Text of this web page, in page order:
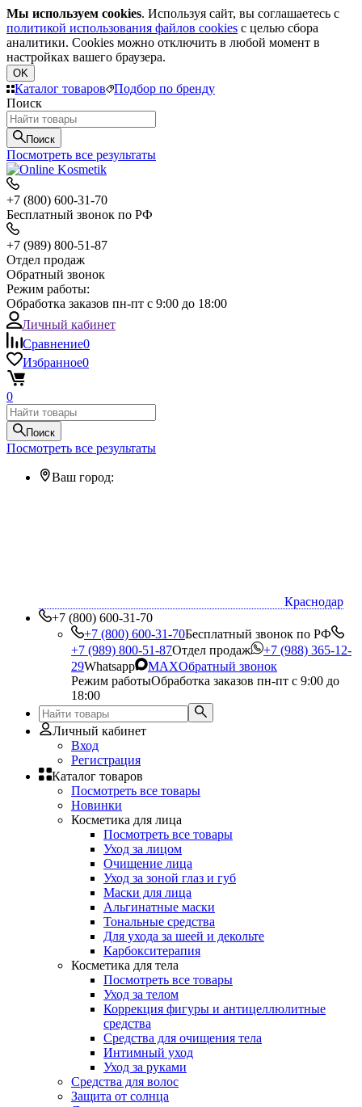
Мы используем cookies. Используя сайт, вы соглашаетесь с
политикой использования файлов cookies с целью сбора
аналитики. Cookies можно отключить в любой момент в
настройках вашего браузера.
OK
Каталог товаров
Подбор по бренду
Поиск
Поиск
Посмотреть все результаты
+7 (800) 600-31-70
Бесплатный звонок по РФ
+7 (989) 800-51-87
Отдел продаж
Обратный звонок
Режим работы:
Обработка заказов пн-пт с 9:00 до 18:00
Личный кабинет
Сравнение0
Избранное0
0
Поиск
Посмотреть все результаты
Ваш город:
Краснодар
+7 (800) 600-31-70
+7 (800) 600-31-70Бесплатный звонок по РФ
+7 (989) 800-51-87Отдел продаж
+7 (988) 365-12-
29Whatsapp MAXОбратный звонок
Режим работыОбработка заказов пн-пт с 9:00 до
18:00
Личный кабинет
Вход
Регистрация
Каталог товаров
Посмотреть все товары
Новинки
Косметика для лица
Посмотреть все товары
Уход за лицом
Очищение лица
Уход за зоной глаз и губ
Маски для лица
Альгинатные маски
Тональные средства
Для ухода за шеей и декольте
Карбокситерапия
Косметика для тела
Посмотреть все товары
Уход за телом
Коррекция фигуры и антицеллюлитные
средства
Средства для очищения тела
Интимный уход
Уход за руками
Средства для волос
Защита от солнца